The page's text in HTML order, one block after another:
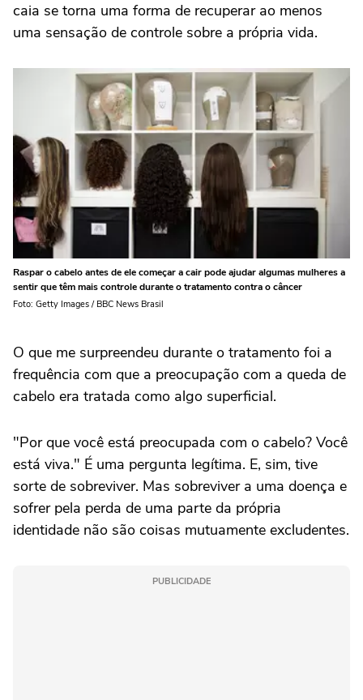
caia se torna uma forma de recuperar ao menos
uma sensação de controle sobre a própria vida.
Raspar o cabelo antes de ele começar a cair pode ajudar algumas mulheres a
sentir que têm mais controle durante o tratamento contra o câncer
Foto: Getty Images / BBC News Brasil
O que me surpreendeu durante o tratamento foi a
frequência com que a preocupação com a queda de
cabelo era tratada como algo superficial.
"Por que você está preocupada com o cabelo? Você
está viva." É uma pergunta legítima. E, sim, tive
sorte de sobreviver. Mas sobreviver a uma doença e
sofrer pela perda de uma parte da própria
identidade não são coisas mutuamente excludentes.
PUBLICIDADE